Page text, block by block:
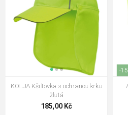
KOLJA Kšiltovka s ochranou krku
žlutá
185,00 Kč
-